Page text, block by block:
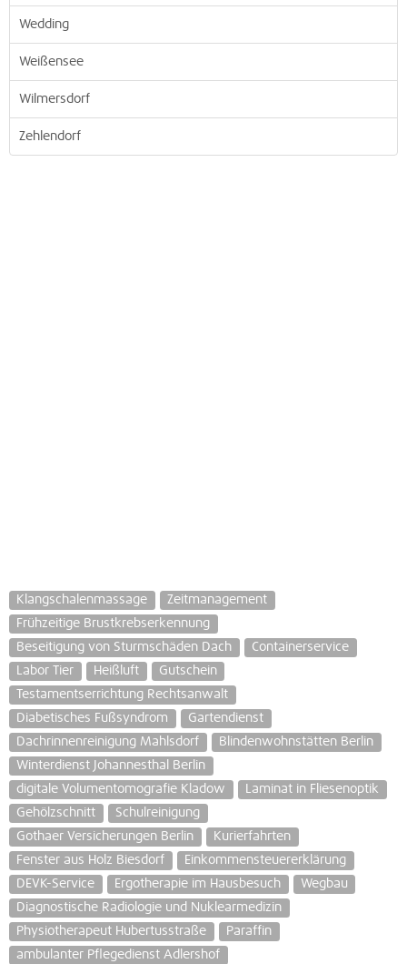
Wedding
Weißensee
Wilmersdorf
Zehlendorf
Klangschalenmassage
Zeitmanagement
Frühzeitige Brustkrebserkennung
Beseitigung von Sturmschäden Dach
Containerservice
Labor Tier
Heißluft
Gutschein
Testamentserrichtung Rechtsanwalt
Diabetisches Fußsyndrom
Gartendienst
Dachrinnenreinigung Mahlsdorf
Blindenwohnstätten Berlin
Winterdienst Johannesthal Berlin
digitale Volumentomografie Kladow
Laminat in Fliesenoptik
Gehölzschnitt
Schulreinigung
Gothaer Versicherungen Berlin
Kurierfahrten
Fenster aus Holz Biesdorf
Einkommensteuererklärung
DEVK-Service
Ergotherapie im Hausbesuch
Wegbau
Diagnostische Radiologie und Nuklearmedizin
Physiotherapeut Hubertusstraße
Paraffin
ambulanter Pflegedienst Adlershof